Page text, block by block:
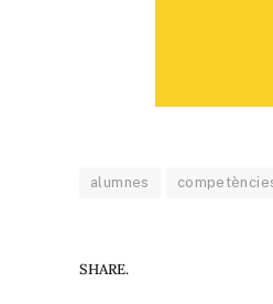
alumnes
SHARE.